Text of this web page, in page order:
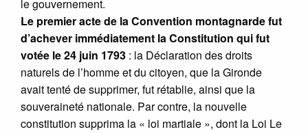
le gouvernement.
Le premier acte de la Convention montagnarde fut
d’achever immédiatement la Constitution qui fut
votée le 24 juin 1793 : la Déclaration des droits
naturels de l’homme et du citoyen, que la Gironde
avait tenté de supprimer, fut rétablie, ainsi que la
souveraineté nationale. Par contre, la nouvelle
constitution supprima la « loi martiale », dont la Loi Le